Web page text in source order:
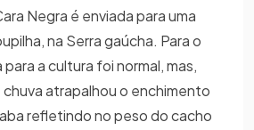
Negra é enviada para uma
na Serra gaúcha. Para o
a cultura foi normal, mas,
atrapalhou o enchimento
refletindo no peso do cacho